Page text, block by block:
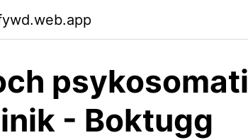
- Boktugg